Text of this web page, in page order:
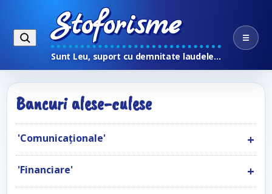
Stoforisme
Sunt Leu, suport cu demnitate laudele…
☰
Bancuri alese-culese
'Comunicaţionale'
'Financiare'